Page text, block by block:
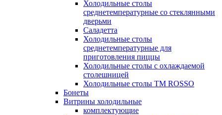
Холодильные столы
среднетемпературные со стеклянными
дверьми
Саладетта
Холодильные столы
среднетемпературные для
приготовления пиццы
Холодильные столы с охлаждаемой
столешницей
Холодильные столы ТМ ROSSO
Бонеты
Витрины холодильные
комплектующие